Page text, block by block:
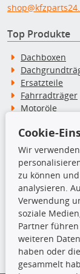
Top Produkte
Dachboxen
Ersatzteile
Fahrradträger
Motoröle
Schneeketten
TecDoc Inside
Die hier
nicht kopiert werden.
Es ist zu
Cookie-
Wir
zu können
analysieren.
Verwendung
soziale
Partner
weiteren
haben oder
gesammelt